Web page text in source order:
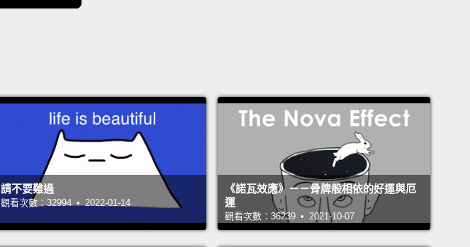
請不要難過
觀看次數：32994 • 2022-01-14
《諾瓦效應》－－骨牌般相依的好運與厄
運
觀看次數：36239 • 2021-10-07